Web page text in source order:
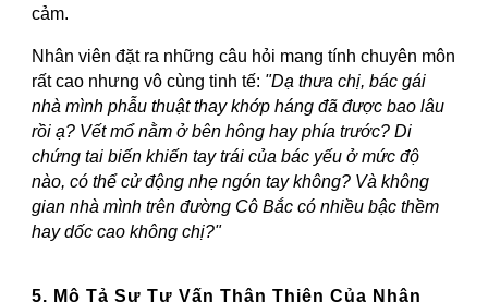
cảm.
Nhân viên đặt ra những câu hỏi mang tính chuyên môn
rất cao nhưng vô cùng tinh tế: "Dạ thưa chị, bác gái
nhà mình phẫu thuật thay khớp háng đã được bao lâu
rồi ạ? Vết mổ nằm ở bên hông hay phía trước? Di
chứng tai biến khiến tay trái của bác yếu ở mức độ
nào, có thể cử động nhẹ ngón tay không? Và không
gian nhà mình trên đường Cô Bắc có nhiều bậc thềm
hay dốc cao không chị?"
5. Mô Tả Sự Tư Vấn Thân Thiện Của Nhân